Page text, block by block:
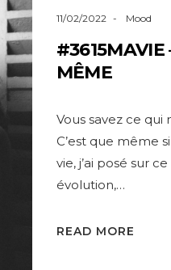
11/02/2022 Mood
#3615MAVIE
MÊME
Vous savez ce qui
C’est que même
vie, j’ai posé sur
évolution,…
READ MORE